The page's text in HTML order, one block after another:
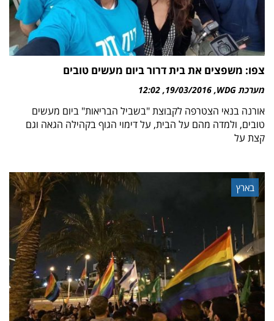
צפו: משפצים את בית דרור ביום מעשים טובים
מערכת WDG 19/03/2016
12:02
אורנה בנאי הצטרפה לקבוצת "בשביל הבריאות" ביום מעשים
טובים, ולמדה מהם על הבית, על דימוי הגוף בקהילה הגאה וגם
קצת על
בארץ